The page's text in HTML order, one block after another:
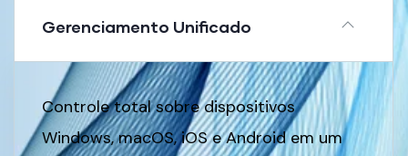
Gerenciamento Unificado
Controle total sobre dispositivos
Windows, macOS, iOS e Android em um